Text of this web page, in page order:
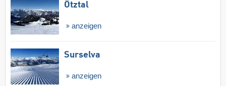
Ötztal
anzeigen
Surselva
anzeigen